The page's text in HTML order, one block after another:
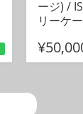
ージ) /
リーケ